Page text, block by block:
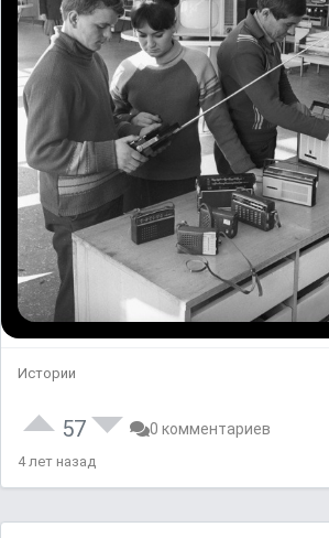
Истории
57 0 комментариев
4 лет назад